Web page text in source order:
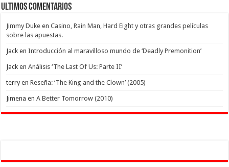
Ultimos Comentarios
Jimmy Duke enCasino, Rain Man, Hard Eight y otras grandes películas
sobre las apuestas.
Jack enIntroducción al maravilloso mundo de ‘Deadly Premonition’
Jack enAnálisis ‘The Last Of Us: Parte II’
terryenReseña: ‘The King and the Clown’ (2005)
Jimena enA Better Tomorrow (2010)